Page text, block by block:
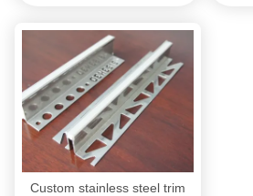
Custom stainless steel trim